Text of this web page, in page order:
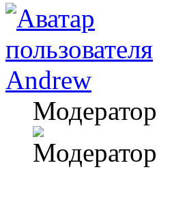
Andrew
Модератор